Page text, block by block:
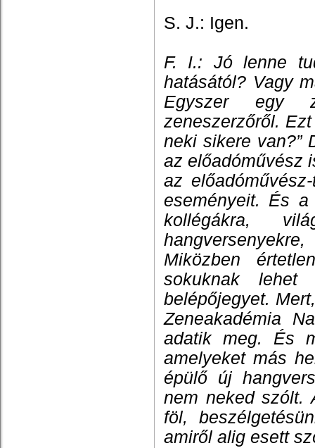
S. J.: Igen.
F. I.: Jó lenne
hatásától? Vagy
Egyszer egy
zeneszerzőről.
neki sikere van?”
az előadóművész
az
eseményeit. És
kollégákra,
Miközben
sokuknak
belépőjegyet.
Zeneakadémia
adatik meg. És
amelyeket más
épülő új
nem neked szólt.
föl,
amiről alig esett